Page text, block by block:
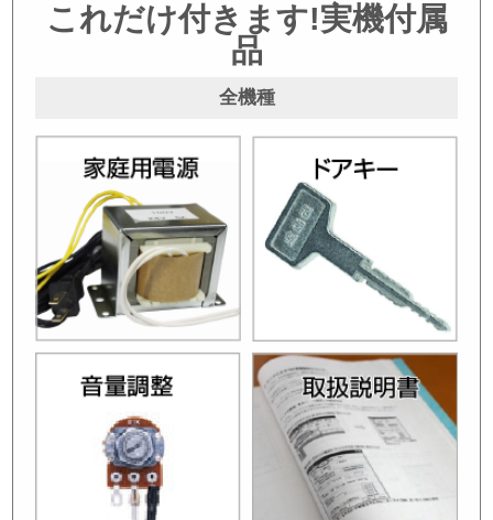
これだけ付きます!実機付属
品
全機種